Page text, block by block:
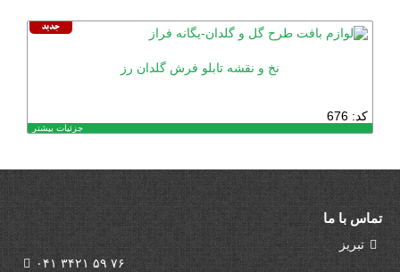
نخ و نقشه تابلو فرش گلدان رز
کد: 676
جزئیات بیشتر
تماس با ما
تبریز
۰۴۱ ۳۴۲۱ ۵۹ ۷۶